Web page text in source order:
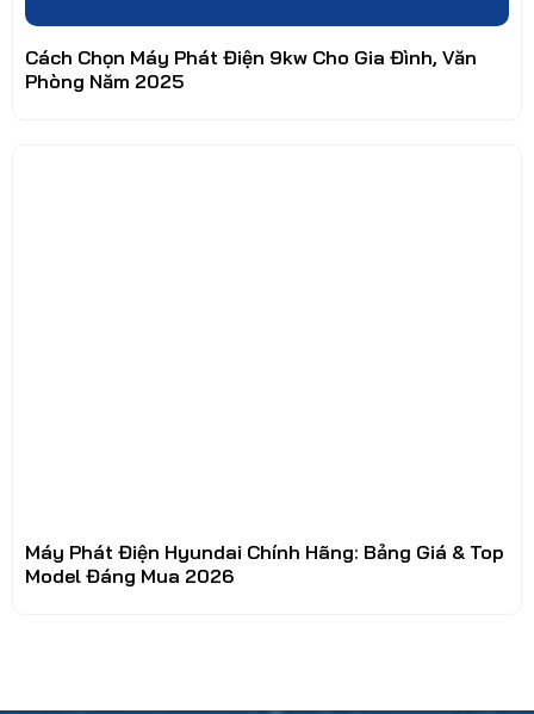
Cách Chọn Máy Phát Điện 9kw Cho Gia Đình, Văn
Phòng Năm 2025
Máy Phát Điện Hyundai Chính Hãng: Bảng Giá & Top
Model Đáng Mua 2026